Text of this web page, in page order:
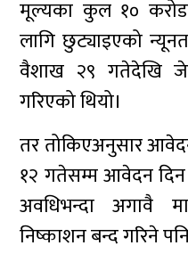
मूल्यका कुल १० करोड
लागि छुट्याइएको
वैशाख २९ गतेदेखि
गरिएको थियो।
तर तोकिएअनुसार
१२ गतेसम्म आवेदन
अवधिभन्दा अगावै
निष्काशन बन्द गरिने